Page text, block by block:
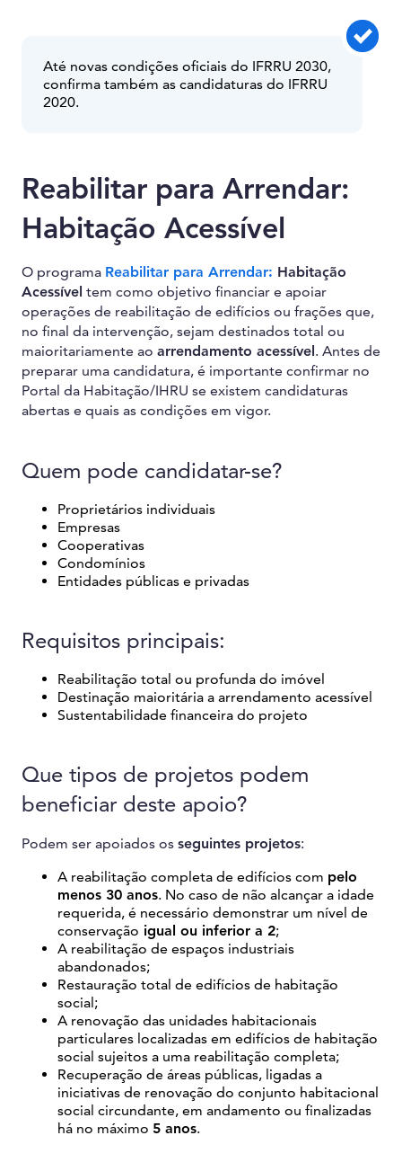
Até novas condições oficiais do IFRRU 2030,
confirma também as candidaturas do IFRRU
2020.
Reabilitar para Arrendar:
Habitação Acessível
O programa Reabilitar para Arrendar: Habitação
Acessível tem como objetivo financiar e apoiar
operações de reabilitação de edifícios ou frações que,
no final da intervenção, sejam destinados total ou
maioritariamente ao arrendamento acessível. Antes de
preparar uma candidatura, é importante confirmar no
Portal da Habitação/IHRU se existem candidaturas
abertas e quais as condições em vigor.
Quem pode candidatar-se?
Proprietários individuais
Empresas
Cooperativas
Condomínios
Entidades públicas e privadas
Requisitos principais:
Reabilitação total ou profunda do imóvel
Destinação maioritária a arrendamento acessível
Sustentabilidade financeira do projeto
Que tipos de projetos podem
beneficiar deste apoio?
Podem ser apoiados os seguintes projetos:
A reabilitação completa de edifícios com pelo
menos 30 anos. No caso de não alcançar a idade
requerida, é necessário demonstrar um nível de
conservação igual ou inferior a 2;
A reabilitação de espaços industriais
abandonados;
Restauração total de edifícios de habitação
social;
A renovação das unidades habitacionais
particulares localizadas em edifícios de habitação
social sujeitos a uma reabilitação completa;
Recuperação de áreas públicas, ligadas a
iniciativas de renovação do conjunto habitacional
social circundante, em andamento ou finalizadas
há no máximo 5 anos.